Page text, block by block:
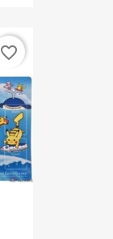
favorite_border